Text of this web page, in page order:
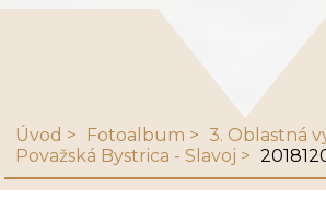
Úvod Fotoalbum
3. Oblastná
Považská Bystrica - Slavoj